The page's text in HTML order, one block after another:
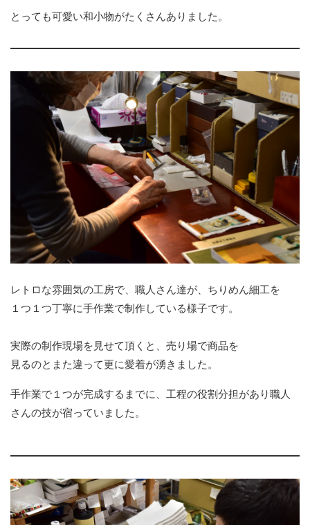
とっても可愛い和小物がたくさんありました。
レトロな雰囲気の工房で、職人さん達が、ちりめん細工を
１つ１つ丁寧に手作業で制作している様子です。
実際の制作現場を見せて頂くと、売り場で商品を
見るのとまた違って更に愛着が湧きました。
手作業で１つが完成するまでに、工程の役割分担があり職人
さんの技が宿っていました。